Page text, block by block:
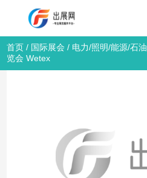
首页 / 国际展会 / 电力/照明/能源/石油
览会 Wetex